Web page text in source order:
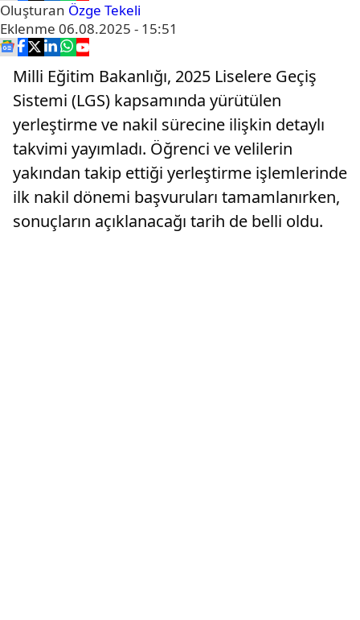
Oluşturan Özge Tekeli
Eklenme 06.08.2025 - 15:51
Milli Eğitim Bakanlığı, 2025 Liselere Geçiş
Sistemi (LGS) kapsamında yürütülen
yerleştirme ve nakil sürecine ilişkin detaylı
takvimi yayımladı. Öğrenci ve velilerin
yakından takip ettiği yerleştirme işlemlerinde
ilk nakil dönemi başvuruları tamamlanırken,
sonuçların açıklanacağı tarih de belli oldu.